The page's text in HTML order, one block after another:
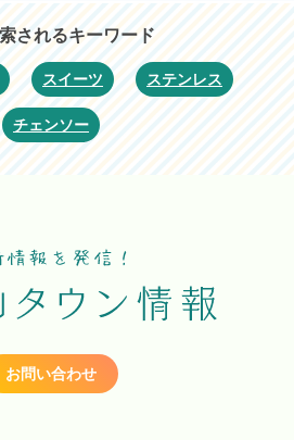
されるキーワード
スイーツ ステンレス
チェンソー
お問い合わせ